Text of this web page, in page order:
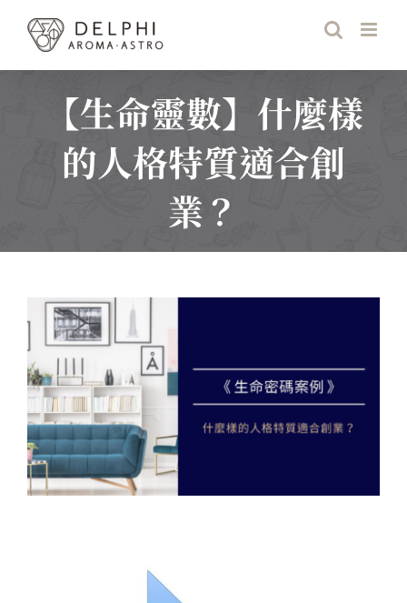
content
【生命靈數】什麼樣
的人格特質適合創
業？